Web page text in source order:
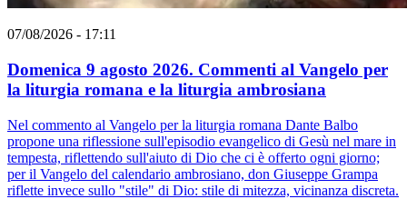
07/08/2026 - 17:11
Domenica 9 agosto 2026. Commenti al Vangelo per
la liturgia romana e la liturgia ambrosiana
Nel commento al Vangelo per la liturgia romana Dante Balbo
propone una riflessione sull'episodio evangelico di Gesù nel mare in
tempesta, riflettendo sull'aiuto di Dio che ci è offerto ogni giorno;
per il Vangelo del calendario ambrosiano, don Giuseppe Grampa
riflette invece sullo "stile" di Dio: stile di mitezza, vicinanza discreta.